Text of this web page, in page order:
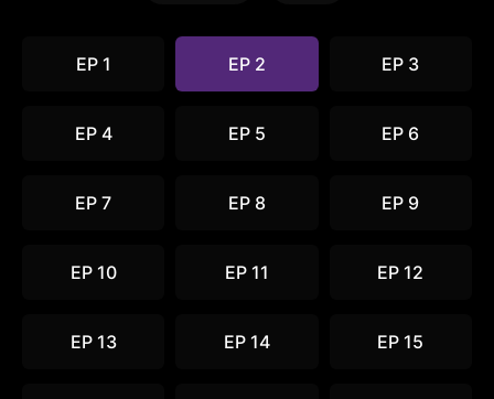
EP 1 EP 2 EP 3
EP 4 EP 5 EP 6
EP 7 EP 8 EP 9
EP 10 EP 11 EP 12
EP 13 EP 14 EP 15